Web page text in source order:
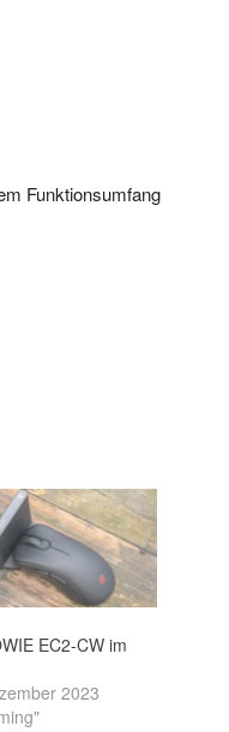
Funktionsumfang
EC2-CW im
2023